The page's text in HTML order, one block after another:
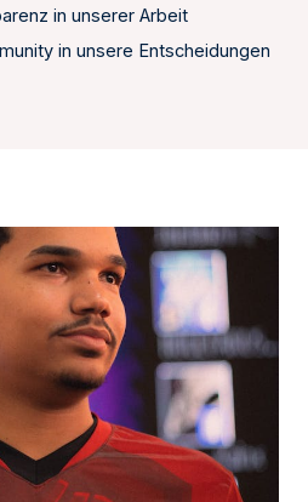
in unserer Arbeit
in unsere Entscheidungen